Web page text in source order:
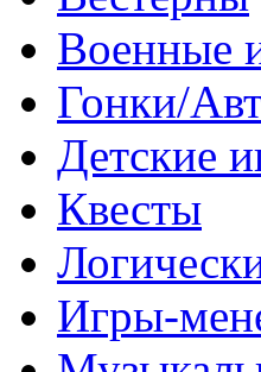
Военные
Гонки/
Детские
Квесты
Игры-